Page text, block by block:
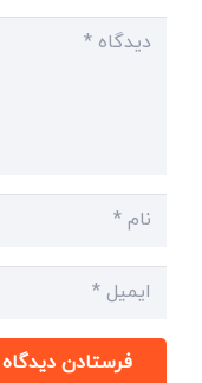
فرستادن دیدگاه